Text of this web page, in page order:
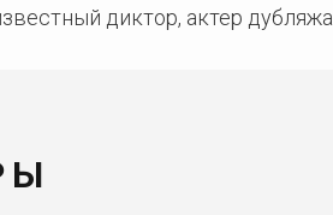
диктор, актер дубляжа.